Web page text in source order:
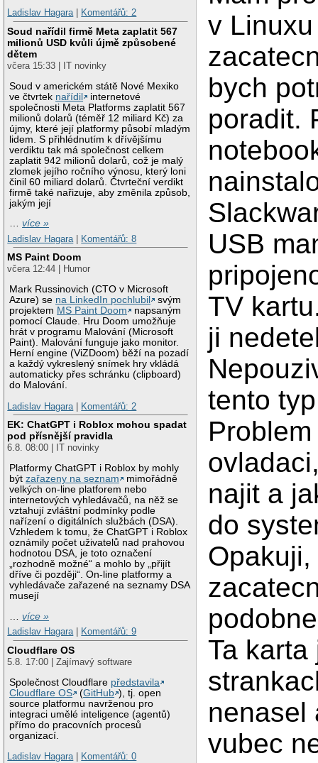
Ladislav Hagara| Komentářů: 2
Soud nařídil firmě Meta zaplatit 567
milionů USD kvůli újmě způsobené
dětem
včera 15:33 | IT novinky
Soud v americkém státě Nové Mexiko
ve čtvrtek nařídil
internetové
společnosti Meta Platforms zaplatit 567
milionů dolarů (téměř 12 miliard Kč) za
újmy, které její platformy působí mladým
lidem. S přihlédnutím k dřívějšímu
verdiktu tak má společnost celkem
zaplatit 942 milionů dolarů, což je malý
zlomek jejího ročního výnosu, který loni
činil 60 miliard dolarů. Čtvrteční verdikt
firmě také nařizuje, aby změnila způsob,
jakým její
…více »
Ladislav Hagara
Komentářů: 8
MS Paint Doom
včera 12:44 | Humor
Mark Russinovich (CTO v Microsoft
Azure) se na LinkedIn pochlubil
svým
projektem MS Paint Doom
napsaným
pomocí Claude. Hru Doom umožňuje
hrát v programu Malování (Microsoft
Paint). Malování funguje jako monitor.
Herní engine (ViZDoom) běží na pozadí
a každý vykreslený snímek hry vkládá
automaticky přes schránku (clipboard)
do Malování.
Ladislav Hagara
Komentářů: 2
EK: ChatGPT i Roblox mohou spadat
pod přísnější pravidla
6.8. 08:00 | IT novinky
Platformy ChatGPT i Roblox by mohly
býtzařazeny na seznam
mimořádně
velkých on-line platforem nebo
internetových vyhledávačů, na něž se
vztahují zvláštní podmínky podle
nařízení o digitálních službách (DSA).
Vzhledem k tomu, že ChatGPT i Roblox
oznámily počet uživatelů nad prahovou
hodnotou DSA, je toto označení
„rozhodně možné“ a mohlo by „přijít
dříve či později“. On-line platformy a
vyhledávače zařazené na seznamy DSA
musejí
…více »
Ladislav Hagara| Komentářů: 9
Cloudflare OS
5.8. 17:00 | Zajímavý software
Společnost Cloudflare představila
Cloudflare OS
(GitHub ), tj. open
source platformu navrženou pro
integraci umělé inteligence (agentů)
přímo do pracovních procesů
organizací.
Ladislav Hagara| Komentářů: 0
v
bych
poradit.
USB
TV
ji
tento
najit a
do
Ta
nenasel
vubec